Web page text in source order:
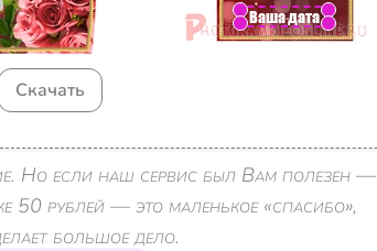
Ваша дата
Скачать
Но если наш сервис был Вам полезен —
50 рублей — это маленькое «спасибо»,
большое дело.